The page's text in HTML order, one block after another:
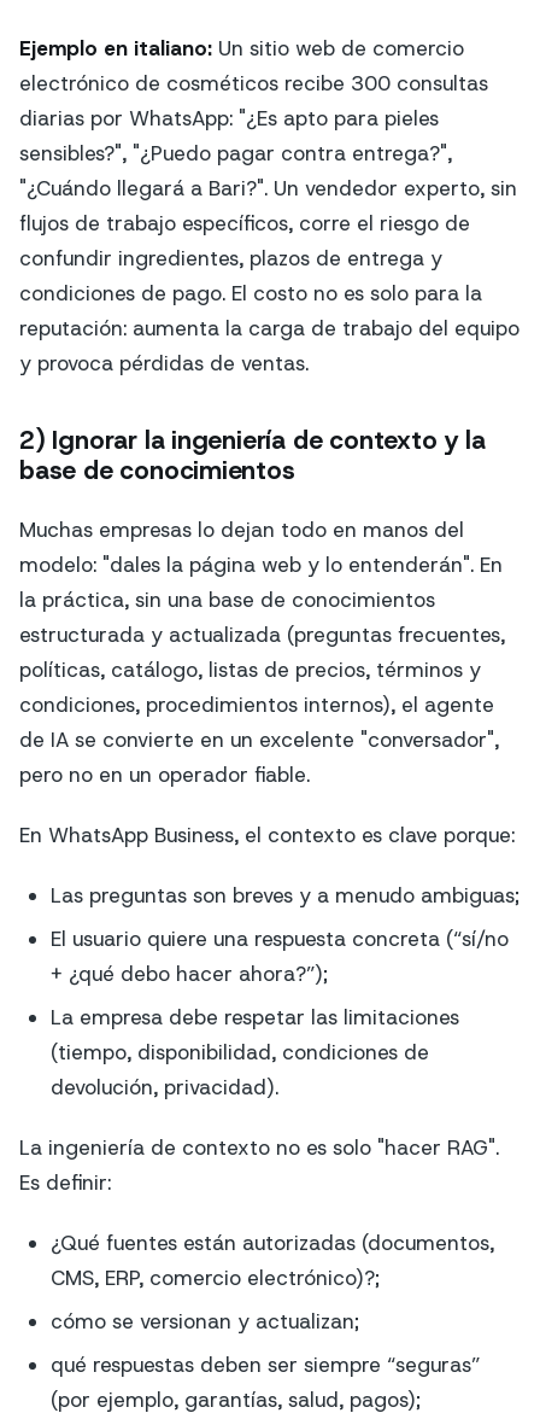
Ejemplo en italiano: Un sitio web de comercio
electrónico de cosméticos recibe 300 consultas
diarias por WhatsApp: "¿Es apto para pieles
sensibles?", "¿Puedo pagar contra entrega?",
"¿Cuándo llegará a Bari?". Un vendedor experto, sin
flujos de trabajo específicos, corre el riesgo de
confundir ingredientes, plazos de entrega y
condiciones de pago. El costo no es solo para la
reputación: aumenta la carga de trabajo del equipo
y provoca pérdidas de ventas.
2) Ignorar la ingeniería de contexto y la
base de conocimientos
Muchas empresas lo dejan todo en manos del
modelo: "dales la página web y lo entenderán". En
la práctica, sin una base de conocimientos
estructurada y actualizada (preguntas frecuentes,
políticas, catálogo, listas de precios, términos y
condiciones, procedimientos internos), el agente
de IA se convierte en un excelente "conversador",
pero no en un operador fiable.
En WhatsApp Business, el contexto es clave porque:
Las preguntas son breves y a menudo ambiguas;
El usuario quiere una respuesta concreta (“sí/no
+ ¿qué debo hacer ahora?”);
La empresa debe respetar las limitaciones
(tiempo, disponibilidad, condiciones de
devolución, privacidad).
La ingeniería de contexto no es solo "hacer RAG".
Es definir:
¿Qué fuentes están autorizadas (documentos,
CMS, ERP, comercio electrónico)?;
cómo se versionan y actualizan;
qué respuestas deben ser siempre “seguras”
(por ejemplo, garantías, salud, pagos);